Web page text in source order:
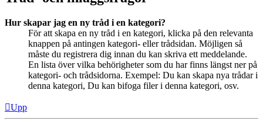
Hur skapar jag en ny tråd i en kategori?
För att skapa en ny tråd i en kategori, klicka på den relevanta
knappen på antingen kategori- eller trådsidan. Möjligen så
måste du registrera dig innan du kan skriva ett meddelande.
En lista över vilka behörigheter som du har finns längst ner på
kategori- och trådsidorna. Exempel: Du kan skapa nya trådar i
denna kategori, Du kan bifoga filer i denna kategori, osv.
Upp